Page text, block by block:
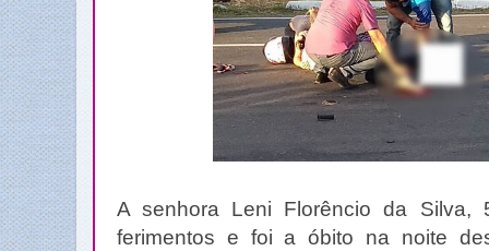
A senhora Leni Florêncio da Silva,
ferimentos e foi a óbito na noite